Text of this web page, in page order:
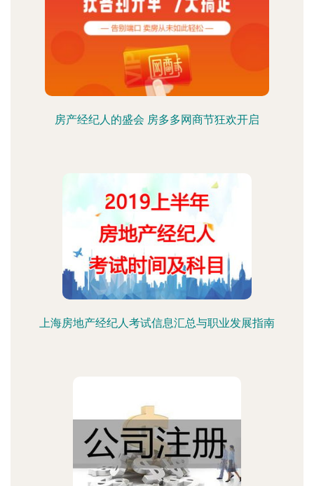
房产经纪人的盛会 房多多网商节狂欢开启
上海房地产经纪人考试信息汇总与职业发展指南